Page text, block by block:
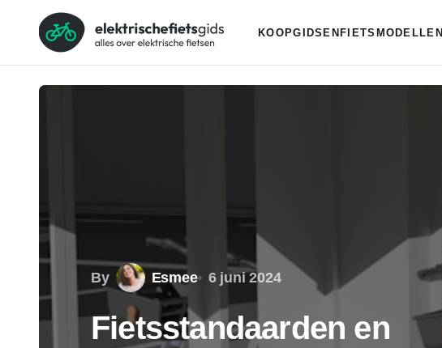
KOOPGIDSEN FIETSMODELLEN
By Esmee 6 juni 2024
Fietsstandaarden en